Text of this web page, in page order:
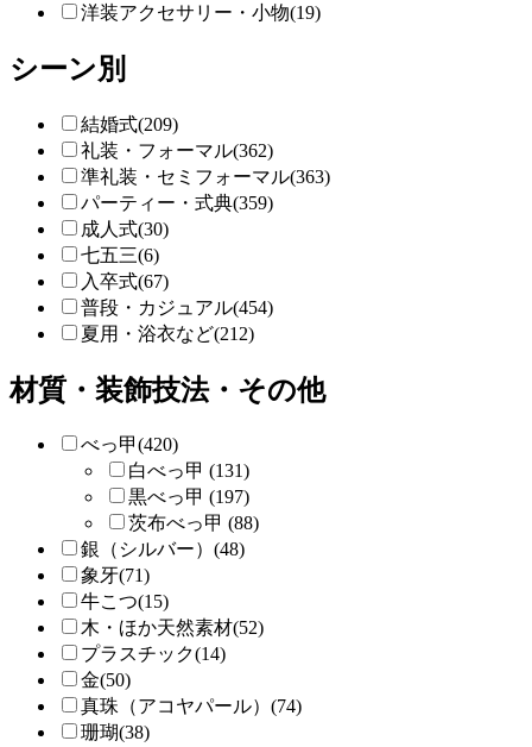
洋装アクセサリー・小物(19)
シーン別
結婚式(209)
礼装・フォーマル(362)
準礼装・セミフォーマル(363)
パーティー・式典(359)
成人式(30)
七五三(6)
入卒式(67)
普段・カジュアル(454)
夏用・浴衣など(212)
材質・装飾技法・その他
べっ甲(420)
白べっ甲 (131)
黒べっ甲 (197)
茨布べっ甲 (88)
銀（シルバー）(48)
象牙(71)
牛こつ(15)
木・ほか天然素材(52)
プラスチック(14)
金(50)
真珠（アコヤパール）(74)
珊瑚(38)